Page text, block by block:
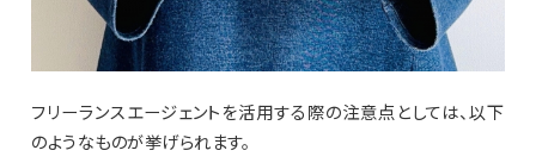
フリーランスエージェントを活用する際の注意点としては、以下
のようなものが挙げられます。